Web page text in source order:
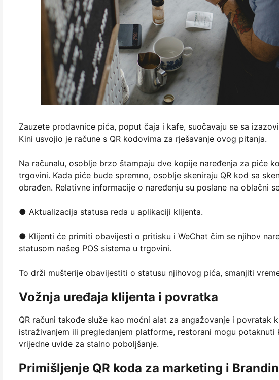
Zauzete prodavnice pića, poput čaja i kafe, suočavaju se sa
Kini usvojio je račune s QR kodovima za rješavanje ovog pitanja.
Na računalu, osoblje brzo štampaju dve kopije naređenja za piće
trgovini. Kada piće bude spremno, osoblje skeniraju QR kod sa
obrađen. Relativne informacije o naređenju su poslane na oblačni
● Aktualizacija statusa reda u aplikaciji klijenta.
● Klijenti će primiti obavijesti o pritisku i WeChat čim se njihov
statusom našeg POS sistema u trgovini.
To drži mušterije obavijestiti o statusu njihovog pića, smanjiti
Vožnja uređaja klijenta i povratka
QR računi takođe služe kao moćni alat za angažovanje i povratak
istraživanjem ili pregledanjem platforme, restorani mogu
vrijedne uvide za stalno poboljšanje.
Primišljenje QR koda za marketing i